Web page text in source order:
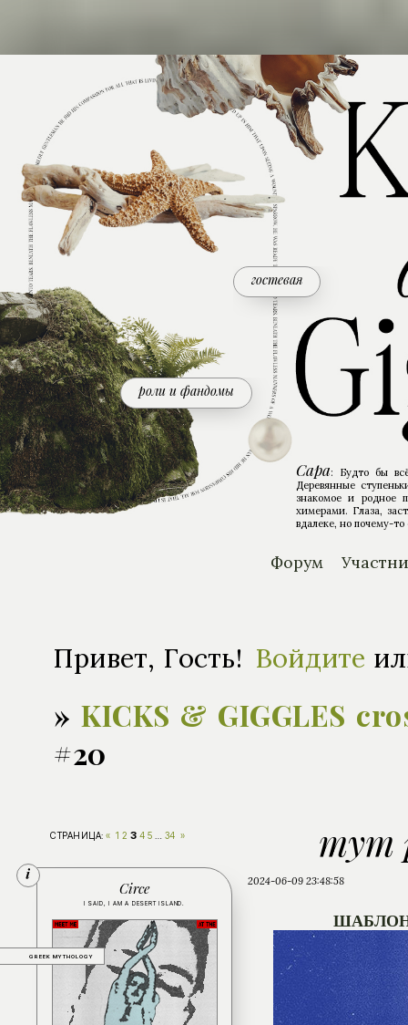
Сара: Будто бы
Деревянные
знакомое и родное
химерами. Глаза,
вдалеке, но почему-то
роли и фандомы
гостевая
Форум
Привет, Гость! Войдите
»KICKS & GIGGLES
#20
тут
СТРАНИЦА: « 1 2 3 4 5 34 »
2024-06-09 23:48:58
Circe
GREEK MYTHOLOGY
I SAID, I AM A DESERT ISLAND.